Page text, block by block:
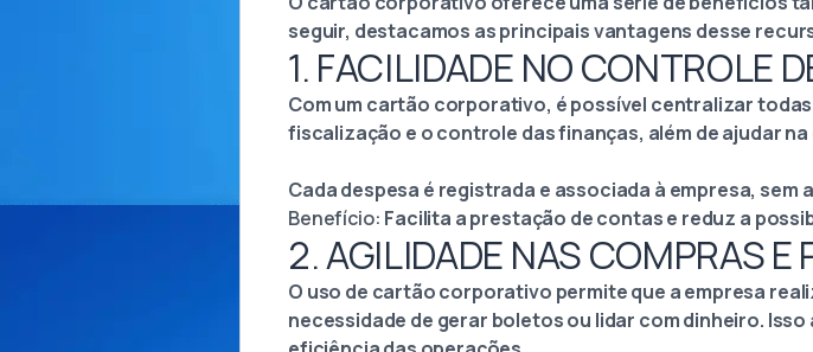
seguir, destacamos as principais vantagens desse
1. FACILIDADE NO CONTROLE
Com um cartão corporativo, é possível centralizar
fiscalização e o controle das finanças, além de ajudar
Cada despesa é registrada e associada à empresa,
Benefício: Facilita a prestação de contas e reduz a
2. AGILIDADE NAS COMPRAS E
O uso de cartão corporativo permite que a empresa
necessidade de gerar boletos ou lidar com dinheiro.